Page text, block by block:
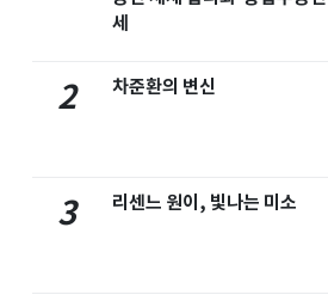
세
2 차준환의 변신
3 리센느 원이, 빛나는 미소